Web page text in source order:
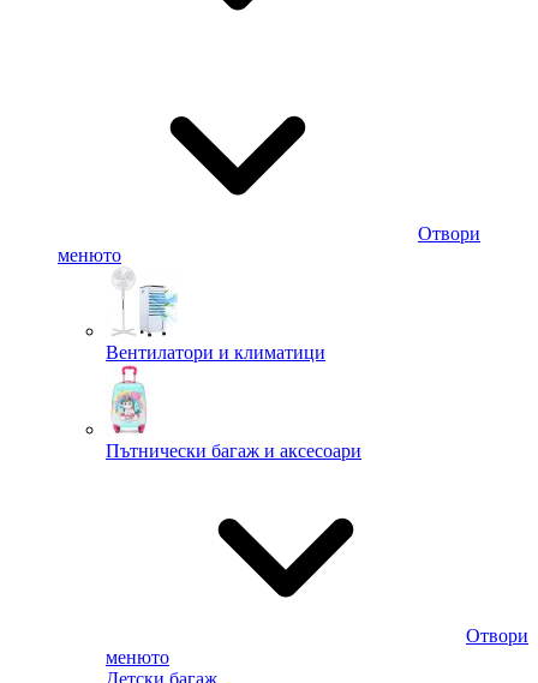
Отвори
менюто
Вентилатори и климатици
Пътнически багаж и аксесоари
Отвори
менюто
Детски багаж